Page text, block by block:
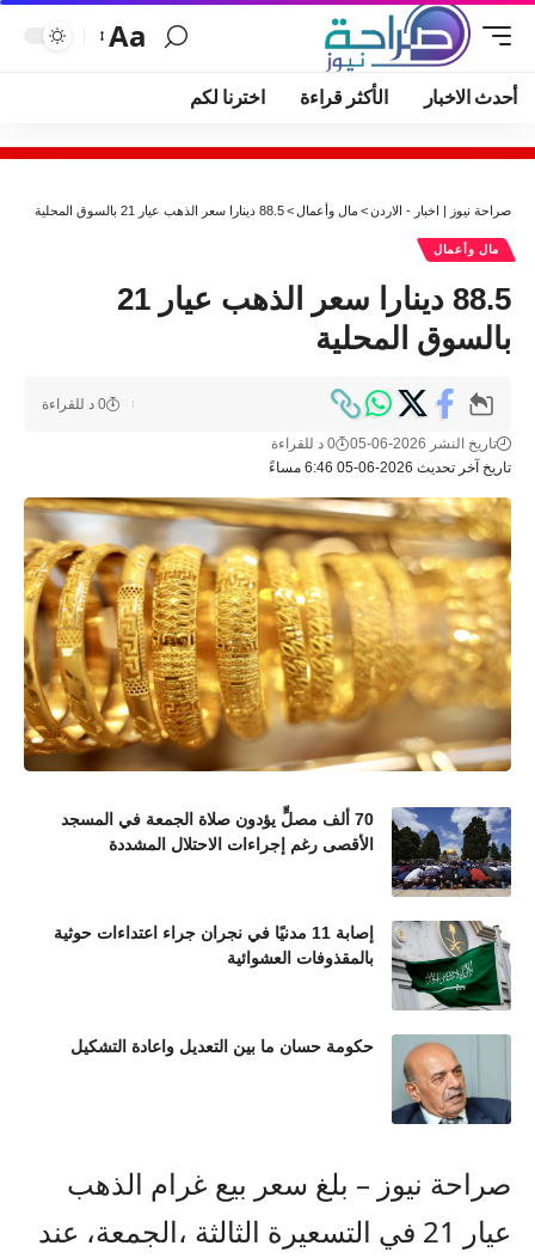
Aa
أحدث الاخبار الأكثر قراءة اخترنا لكم
صراحة نيوز | اخبار - الاردن> مال وأعمال >88.5 دينارا سعر الذهب عيار 21 بالسوق المحلية
مال وأعمال
88.5 دينارا سعر الذهب عيار 21
بالسوق المحلية
تاريخ آخر تحديث 2026-06-05 6:46 مساءً
تاريخ النشر 2026-06-05 0 د للقراءة
0 د للقراءة
70 ألف مصلٍّ يؤدون صلاة الجمعة في المسجد
الأقصى رغم إجراءات الاحتلال المشددة
إصابة 11 مدنيًا في نجران جراء اعتداءات حوثية
بالمقذوفات العشوائية
حكومة حسان ما بين التعديل واعادة التشكيل
صراحة نيوز – بلغ سعر بيع غرام الذهب
عيار 21 في التسعيرة الثالثة ،الجمعة، عند